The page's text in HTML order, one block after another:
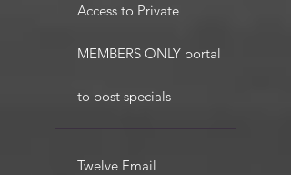
Access to Private
MEMBERS ONLY portal
to post specials
Twelve Email